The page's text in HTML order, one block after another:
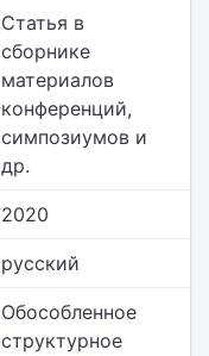
Статья в
сборнике
материалов
конференций,
симпозиумов и
др.
2020
русский
Обособленное
структурное